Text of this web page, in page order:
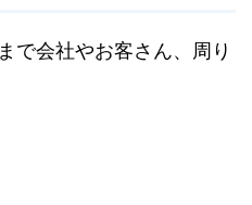
で会社やお客さん、周り